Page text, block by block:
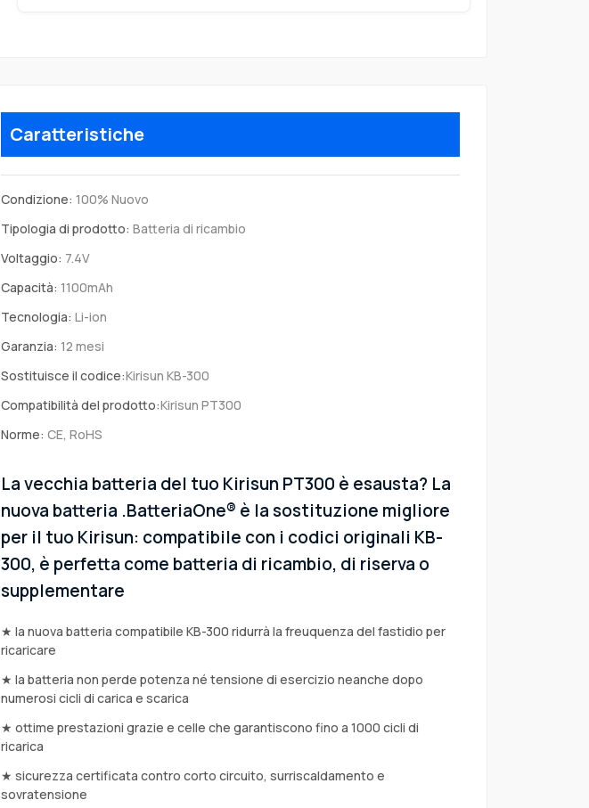
Caratteristiche
Condizione: 100% Nuovo
Tipologia di prodotto: Batteria di ricambio
Voltaggio: 7.4V
Capacità: 1100mAh
Tecnologia: Li-ion
Garanzia: 12 mesi
Sostituisce il codice:Kirisun KB-300
Compatibilità del prodotto:Kirisun PT300
Norme: CE, RoHS
La vecchia batteria del tuo Kirisun PT300 è esausta? La
nuova batteria .BatteriaOne® è la sostituzione migliore
per il tuo Kirisun: compatibile con i codici originali KB-
300, è perfetta come batteria di ricambio, di riserva o
supplementare
★ la nuova batteria compatibile KB-300 ridurrà la freuquenza del fastidio per
ricaricare
★ la batteria non perde potenza né tensione di esercizio neanche dopo
numerosi cicli di carica e scarica
★ ottime prestazioni grazie e celle che garantiscono fino a 1000 cicli di
ricarica
★ sicurezza certificata contro corto circuito, surriscaldamento e
sovratensione